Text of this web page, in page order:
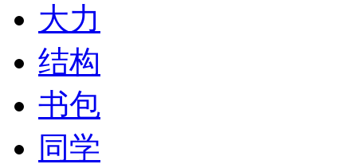
大力
结构
书包
同学